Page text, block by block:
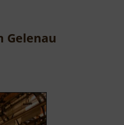
Gelenau